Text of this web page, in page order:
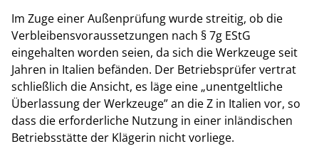
Im Zuge einer Außenprüfung wurde streitig, ob die
Verbleibensvoraussetzungen nach § 7g EStG
eingehalten worden seien, da sich die Werkzeuge seit
Jahren in Italien befänden. Der Betriebsprüfer vertrat
schließlich die Ansicht, es läge eine „unentgeltliche
Überlassung der Werkzeuge” an die Z in Italien vor, so
dass die erforderliche Nutzung in einer inländischen
Betriebsstätte der Klägerin nicht vorliege.